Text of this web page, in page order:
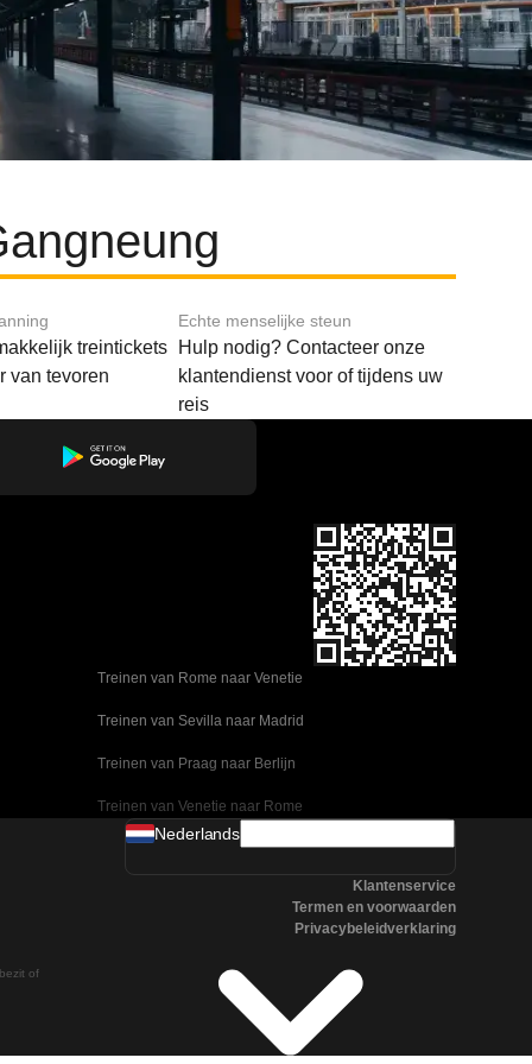
treintickets
van tevoren
Echte menselijke steun
Hulp nodig? Contacteer onze
klantendienst voor of tijdens uw
reis
Treinen van Rome naar Venetie
Treinen van Sevilla naar Madrid
Treinen van Praag naar Berlijn
Treinen van Venetie naar Rome
Treinen van Ulsan naar Seoel
Treinen van Seoel naar Changwon
Treinen van Praag naar Boedapest
Treinen van Oslo naar Stockholm
of
Nederlands
Klantenservice
Termen en voorwaarden
Privacybeleidverklaring